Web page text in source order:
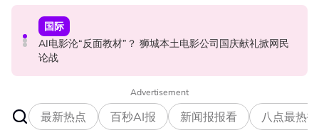
国际
AI电影沦“反面教材”？ 狮城本土电影公司国庆献礼掀网民
论战
政治
要求安华解释为何冻结MyKHAS权限 5蓝眼议员: 改革不是
把人民拨款政治化
政治
驳斥全国大选提前举行 法米：各成员党承诺挺政府至届满
Advertisement
最新热点 百秒AI报 新闻报报看 八点最热报